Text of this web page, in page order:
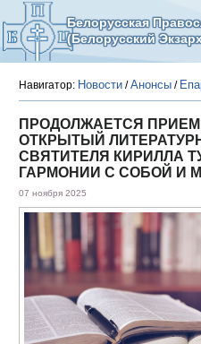
Белорусская
(Белорусский
Навигатор: Новости /Анонсы /
ПРОДОЛЖАЕТСЯ ПРИЕМ
ОТКРЫТЫЙ
СВЯТИТЕЛЯ КИРИЛЛА
ГАРМОНИИ С СОБОЙ И
07 ноября 2025